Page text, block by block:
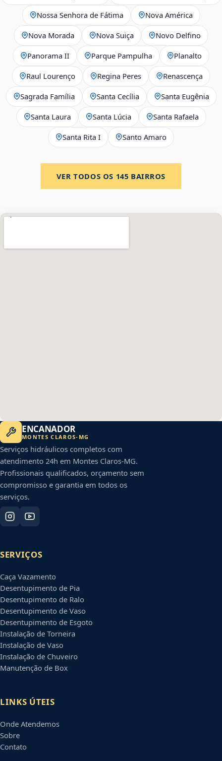
Nossa Senhora de Fátima Nova América
Nova Morada Nova Suiça Novo Delfino
Panorama II Parque Pampulha Planalto
Raul Lourenço Regina Peres Renascença
Sagrada Família Santa Cecília Santa Eugênia
Santa Laura Santa Lúcia Santa Rafaela
Santa Rita I Santo Amaro
VER TODOS OS 145 BAIRROS
ENCANADOR
MONTES CLAROS- MG
Serviços hidráulicos completos com
atendimento 24h em Montes Claros-MG.
Profissionais qualificados, orçamento sem
compromisso e garantia em todos os
serviços.
SERVIÇOS
Caça Vazamento
Desentupimento de Pia
Desentupimento de Ralo
Desentupimento de Vaso
Desentupimento de Esgoto
Instalação de Torneira
Instalação de Vaso
Instalação de Chuveiro
Manutenção de Box
LINKS ÚTEIS
Onde Atendemos
Sobre
Contato